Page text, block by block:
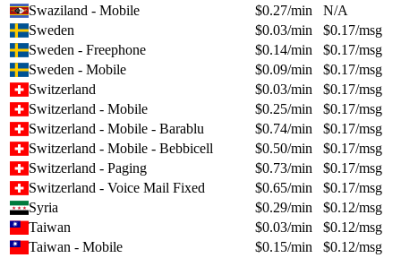
Swaziland - Mobile
$0.27/min
N/A
Sweden
$0.03/min $0.17/msg
Sweden - Freephone
$0.14/min $0.17/msg
Sweden - Mobile
$0.09/min $0.17/msg
Switzerland
$0.03/min $0.17/msg
Switzerland - Mobile
$0.25/min $0.17/msg
Switzerland - Mobile - Barablu
$0.74/min $0.17/msg
Switzerland - Mobile - Bebbicell
$0.50/min $0.17/msg
Switzerland - Paging
$0.73/min $0.17/msg
Switzerland - Voice Mail Fixed
$0.65/min $0.17/msg
Syria
$0.29/min $0.12/msg
Taiwan
$0.03/min $0.12/msg
Taiwan - Mobile
$0.15/min $0.12/msg